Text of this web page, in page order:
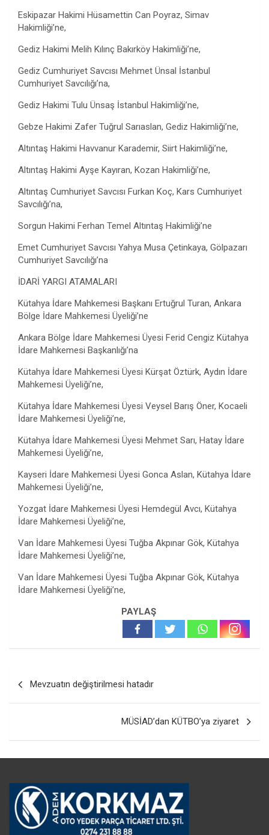
Eskipazar Hakimi Hüsamettin Can Poyraz, Simav
Hakimliği’ne,
Gediz Hakimi Melih Kılınç Bakırköy Hakimliği’ne,
Gediz Cumhuriyet Savcısı Mehmet Ünsal İstanbul
Cumhuriyet Savcılığı’na,
Gediz Hakimi Tulu Ünsaş İstanbul Hakimliği’ne,
Gebze Hakimi Zafer Tuğrul Sarıaslan, Gediz Hakimliği’ne,
Altıntaş Hakimi Havvanur Karademir, Siirt Hakimliği’ne,
Altıntaş Hakimi Ayşe Kayıran, Kozan Hakimliği’ne,
Altıntaş Cumhuriyet Savcısı Furkan Koç, Kars Cumhuriyet
Savcılığı’na,
Sorgun Hakimi Ferhan Temel Altıntaş Hakimliği’ne
Emet Cumhuriyet Savcısı Yahya Musa Çetinkaya, Gölpazarı
Cumhuriyet Savcılığı’na
İDARİ YARGI ATAMALARI
Kütahya İdare Mahkemesi Başkanı Ertuğrul Turan, Ankara
Bölge İdare Mahkemesi Üyeliği’ne
Ankara Bölge İdare Mahkemesi Üyesi Ferid Cengiz Kütahya
İdare Mahkemesi Başkanlığı’na
Kütahya İdare Mahkemesi Üyesi Kürşat Öztürk, Aydın İdare
Mahkemesi Üyeliği’ne,
Kütahya İdare Mahkemesi Üyesi Veysel Barış Öner, Kocaeli
İdare Mahkemesi Üyeliği’ne,
Kütahya İdare Mahkemesi Üyesi Mehmet Sarı, Hatay İdare
Mahkemesi Üyeliği’ne,
Kayseri İdare Mahkemesi Üyesi Gonca Aslan, Kütahya İdare
Mahkemesi Üyeliği’ne,
Yozgat İdare Mahkemesi Üyesi Hemdegül Avcı, Kütahya
İdare Mahkemesi Üyeliği’ne,
Van İdare Mahkemesi Üyesi Tuğba Akpınar Gök, Kütahya
İdare Mahkemesi Üyeliği’ne,
Van İdare Mahkemesi Üyesi Tuğba Akpınar Gök, Kütahya
İdare Mahkemesi Üyeliği’ne,
PAYLAŞ
Mevzuatın değiştirilmesi hatadır
MÜSİAD’dan KÜTBO’ya ziyaret